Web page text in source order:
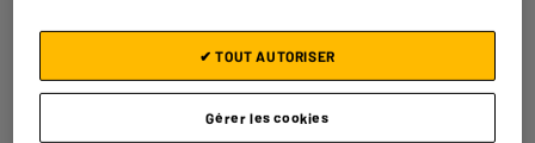
Nombre de vitesses : 2
€ 98
Gérer les cookies
✔ TOUT AUTORISER